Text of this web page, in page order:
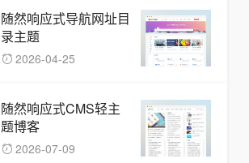
随然响应式导航网址目
录主题
2026-04-25
随然响应式CMS轻主
题博客
2026-07-09